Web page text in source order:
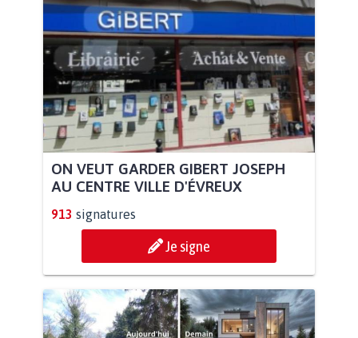
ON VEUT GARDER GIBERT JOSEPH
AU CENTRE VILLE D'ÉVREUX
913 signatures
Je signe